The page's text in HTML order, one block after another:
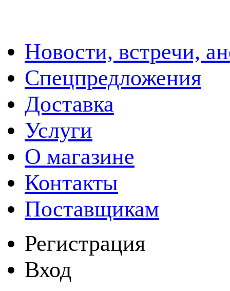
Новости, встречи,
Спецпредложения
Доставка
Услуги
О магазине
Контакты
Поставщикам
Регистрация
Вход